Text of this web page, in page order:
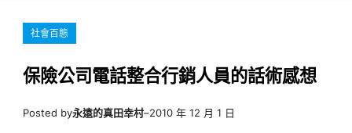
社會百態
保險公司電話整合行銷人員的話術感想
Posted by永遠的真田幸村–2010 年 12 月 1 日